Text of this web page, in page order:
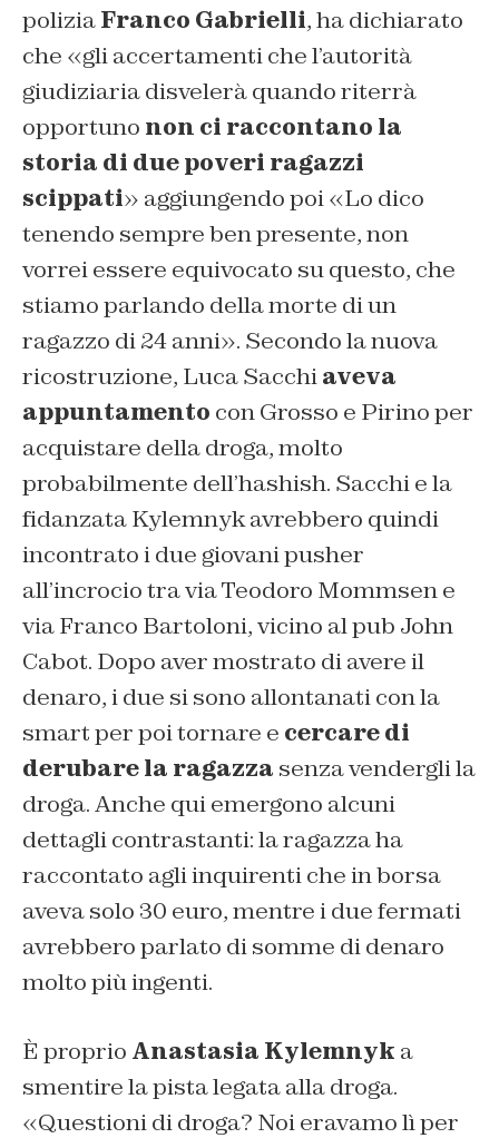
poliziaFranco Gabrielli, ha dichiarato
che «gli accertamenti che l’autorità
giudiziaria disvelerà quando riterrà
opportuno non ci raccontano la
storia di due poveri ragazzi
scippati» aggiungendo poi «Lo dico
tenendo sempre ben presente, non
vorrei essere equivocato su questo, che
stiamo parlando della morte di un
ragazzo di 24 anni». Secondo la nuova
ricostruzione, Luca Sacchiaveva
appuntamento con Grosso e Pirino per
acquistare della droga, molto
probabilmente dell’hashish. Sacchi e la
fidanzata Kylemnyk avrebbero quindi
incontrato i due giovani pusher
all’incrocio tra via Teodoro Mommsen e
via Franco Bartoloni, vicino al pub John
Cabot. Dopo aver mostrato di avere il
denaro, i due si sono allontanati con la
smart per poi tornare e cercare di
derubare la ragazza senza vendergli la
droga. Anche qui emergono alcuni
dettagli contrastanti: la ragazza ha
raccontato agli inquirenti che in borsa
aveva solo 30 euro, mentre i due fermati
avrebbero parlato di somme di denaro
molto più ingenti.
È proprio Anastasia Kylemnyk a
smentire la pista legata alla droga.
«Questioni di droga? Noi eravamo lì per